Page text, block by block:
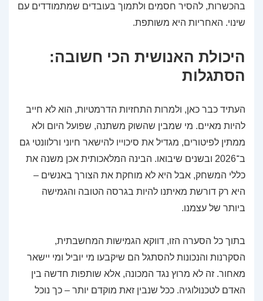
בהכשרות, להסיר חסמים ולתמוך בעובדים שמתמודדים עם
שינוי. האחריות היא משותפת.
היכולת האנושית הכי חשובה:
הסתגלות
העתיד כבר כאן, ולמרות התחזיות הדרמטיות, הוא לא חייב
להיות מאיים. מי שמבין שהשוק משתנה, שפועל היום ולא
ממתין לפיטורים, מגדיל את סיכוייו להישאר חיוני ורלוונטי גם
ב־2026 ובשנים שיבואו. הבינה המלאכותית אכן משנה את
כללי המשחק, אבל היא לא מוחקת את הצורך באנשים –
היא רק דורשת מאיתנו להיות בגרסה הטובה והגמישה
ביותר של עצמנו.
בתוך כל הסערה הזו, דווקא הגמישות המחשבתית,
הסקרנות והנכונות להסתגל הם שיקבעו מי יוביל ומי יישאר
מאחור. זה לא מרוץ נגד המכונה, אלא שותפות חדשה בין
האדם לטכנולוגיה. ככל שנבין זאת מוקדם יותר – כך נוכל